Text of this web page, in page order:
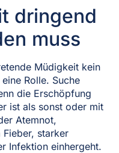
dringend
muss
Müdigkeit kein
Rolle. Suche
die Erschöpfung
ist als sonst oder mit
Atemnot,
starker
Infektion einhergeht.